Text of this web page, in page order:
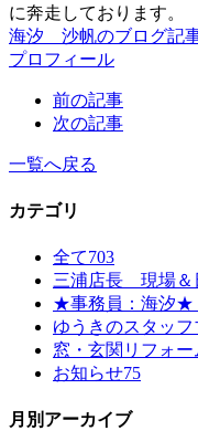
に奔走しております。
海汐 沙帆のブログ記
プロフィール
前の記事
次の記事
一覧へ戻る
カテゴリ
全て703
三浦店長 現場＆
★事務員：海汐
ゆうきのスタッフ
窓・玄関リフォー
お知らせ75
月別アーカイブ